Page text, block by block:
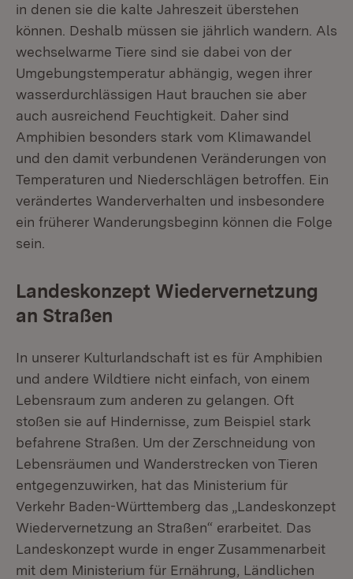
in denen sie die kalte Jahreszeit überstehen
können. Deshalb müssen sie jährlich wandern. Als
wechselwarme Tiere sind sie dabei von der
Umgebungstemperatur abhängig, wegen ihrer
wasserdurchlässigen Haut brauchen sie aber
auch ausreichend Feuchtigkeit. Daher sind
Amphibien besonders stark vom Klimawandel
und den damit verbundenen Veränderungen von
Temperaturen und Niederschlägen betroffen. Ein
verändertes Wanderverhalten und insbesondere
ein früherer Wanderungsbeginn können die Folge
sein.
Landeskonzept Wiedervernetzung
an Straßen
In unserer Kulturlandschaft ist es für Amphibien
und andere Wildtiere nicht einfach, von einem
Lebensraum zum anderen zu gelangen. Oft
stoßen sie auf Hindernisse, zum Beispiel stark
befahrene Straßen. Um der Zerschneidung von
Lebensräumen und Wanderstrecken von Tieren
entgegenzuwirken, hat das Ministerium für
Verkehr Baden-Württemberg das „Landeskonzept
Wiedervernetzung an Straßen“ erarbeitet. Das
Landeskonzept wurde in enger Zusammenarbeit
mit dem Ministerium für Ernährung, Ländlichen